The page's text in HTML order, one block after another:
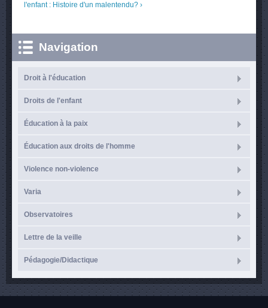
l'enfant : Histoire d'un malentendu? ›
Navigation
Droit à l'éducation
Droits de l'enfant
Éducation à la paix
Éducation aux droits de l'homme
Violence non-violence
Varia
Observatoires
Lettre de la veille
Pédagogie/Didactique